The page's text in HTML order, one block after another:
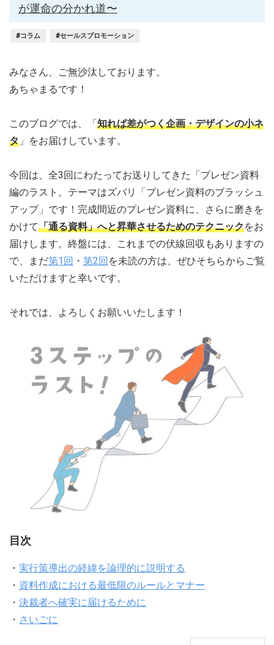
が運命の分かれ道〜
#コラム #セールスプロモーション
みなさん、ご無沙汰しております。
あちゃまるです！
このブログでは、「 知れば差がつく企画・デザインの小ネ
タ 」をお届けしています。
今回は、全3回にわたってお送りしてきた「プレゼン資料
編のラスト。テーマはズバリ「プレゼン資料のブラッシュ
アップ」です！完成間近のプレゼン資料に、さらに磨きを
かけて「通る資料」へと昇華させるためのテクニックをお
届けします。終盤には、これまでの伏線回収もありますの
で、まだ第1回 ・ 第2回 を未読の方は、ぜひそちらからご覧
いただけますと幸いです。
それでは、よろしくお願いいたします！
目次
・ 実行策導出の経緯を論理的に説明する
・ 資料作成における最低限のルールとマナー
・ 決裁者へ確実に届けるために
・ さいごに